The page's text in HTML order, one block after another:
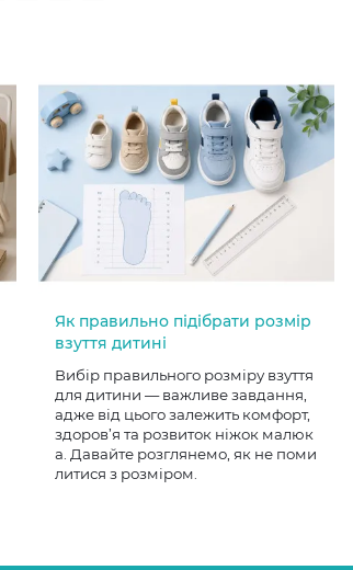
Як правильно підібрати розмір
взуття дитині
Вибір правильного розміру взуття
для дитини — важливе завдання,
адже від цього залежить комфорт,
здоров’я та розвиток ніжок малюк
а. Давайте розглянемо, як не поми
литися з розміром.